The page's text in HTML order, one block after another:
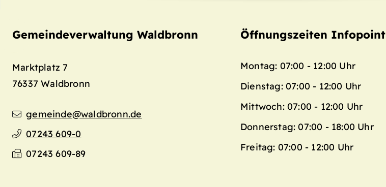
Gemeindeverwaltung Waldbronn
Marktplatz 7
76337 Waldbronn
gemeinde@waldbronn.de
07243 609-0
07243 609-89
Öffnungszeiten Infopoint
Montag: 07:00 - 12:00 Uhr
Dienstag: 07:00 - 12:00 Uhr
Mittwoch: 07:00 - 12:00 Uhr
Donnerstag: 07:00 - 18:00 Uhr
Freitag: 07:00 - 12:00 Uhr